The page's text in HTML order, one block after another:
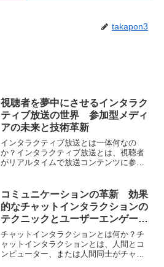
takapon3
視聴者を夢中にさせるインタラク
ティブ放送の世界 参加型メディ
アの未来と技術革新
インタラクティブ放送とは一体何なの
か？インタラクティブ放送とは、視聴者
がリアルタイムで放送コンテンツに参加
やラジオ放送の受動性から脱却し、視聴
者がコンテンツの選択、影響...
コミュニケーションの革新 効果
的なチャットインタラクションの
テクニックとユーザーエンゲージ
メントを高める戦略
チャットインタラクションとは何か？チ
ャットインタラクションとは、人間とコ
ンピューター、または人間同士がチャッ